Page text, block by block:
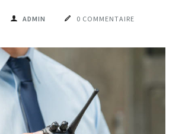
ADMIN 0 COMMENTAIRE